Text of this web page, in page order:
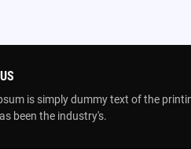
is simply dummy text of the
been the industry's.